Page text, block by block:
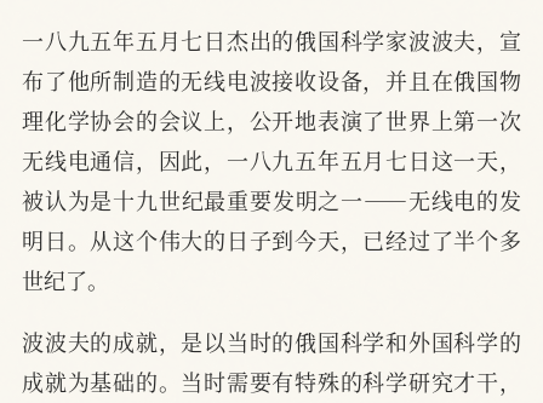
一八九五年五月七日杰出的俄国科学家波波夫，宣
布了他所制造的无线电波接收设备，并且在俄国物
理化学协会的会议上，公开地表演了世界上第一次
无线电通信，因此，一八九五年五月七日这一天，
被认为是十九世纪最重要发明之一——无线电的发
明日。从这个伟大的日子到今天，已经过了半个多
世纪了。
波波夫的成就，是以当时的俄国科学和外国科学的
成就为基础的。当时需要有特殊的科学研究才干，